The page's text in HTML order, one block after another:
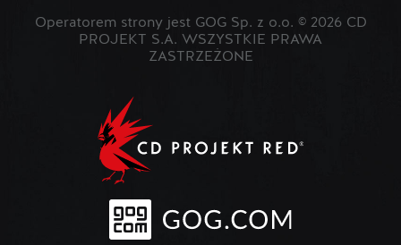
Operatorem strony jest GOG Sp. z o.o. © 2026 CD
PROJEKT S.A. WSZYSTKIE PRAWA
ZASTRZEŻONE